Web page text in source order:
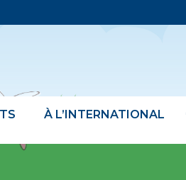
À L’INTERNATIONAL